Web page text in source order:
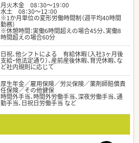
月火木金 08：30～19：00
水土 08：30～12：00
※1か月単位の変形労働時間制（週平均40時間
勤務）
※休憩時間：実働6時間超えの場合45分、実働8
時間超えの場合60分
日祝、他シフトによる 有給休暇（入社3ヶ月後
支給・他法定通り）、産前産後休暇、育児休暇、な
ど社内規則に応じて
厚生年金／雇用保険／労災保険／薬剤師賠償責
任保険／その他健保
時間外手当、時間外労働手当、深夜労働手当、通
勤手当、日祝日労働手当 など